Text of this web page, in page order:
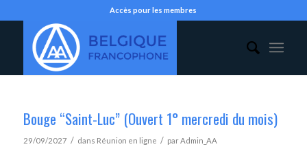
Accès pour les membres
Bouge “Saint-Luc” (Ouvert 1° mercredi du mois)
29/09/2027 / dans Réunion en ligne / parAdmin_AA